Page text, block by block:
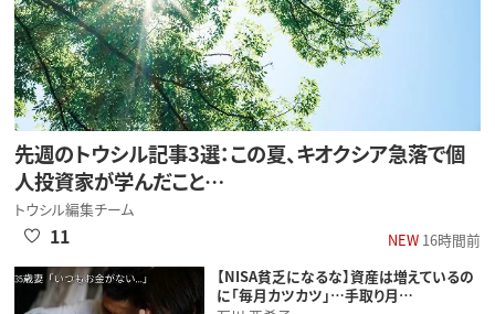
先週のトウシル記事3選：この夏、キオクシア急落で個
人投資家が学んだこと…
トウシル編集チーム
NEW16時間前
11
【NISA貧乏になるな】資産は増えているの
に「毎月カツカツ」…手取り月…